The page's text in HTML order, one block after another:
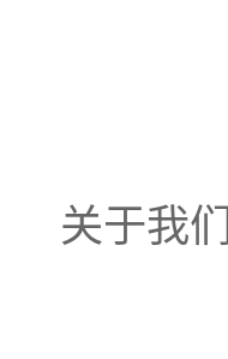
关于我们